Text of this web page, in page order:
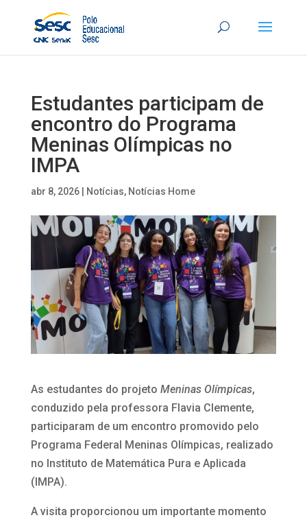
Estudantes participam de
encontro do Programa
Meninas Olímpicas no
IMPA
abr 8, 2026| Notícias, Notícias Home
As estudantes do projeto Meninas Olímpicas,
conduzido pela professora Flavia Clemente,
participaram de um encontro promovido pelo
Programa Federal Meninas Olímpicas, realizado
no Instituto de Matemática Pura e Aplicada
(IMPA).
A visita proporcionou um importante momento